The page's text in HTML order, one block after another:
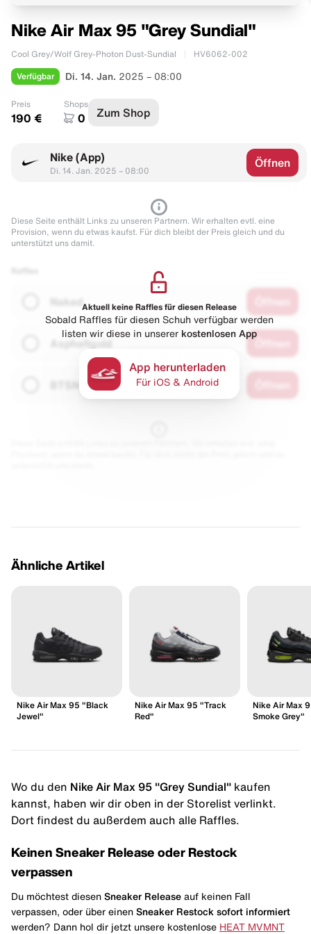
Nike Air Max 95 "Grey Sundial"
Cool Grey/Wolf Grey-Photon Dust-Sundial HV6062-002
Verfügbar Di. 14. Jan. 2025 – 08:00
Preis
190 €
Shops
0 Zum Shop
Nike (App)
Di. 14. Jan. 2025 – 08:00
Öffnen
Diese Seite enthält Links zu unseren Partnern. Wir erhalten evtl. eine
Provision, wenn du etwas kaufst. Für dich bleibt der Preis gleich und du
unterstützt uns damit.
Naked
Asphaltgold
Aktuell keine Raffles für diesen Release
Sobald Raffles für diesen Schuh verfügbar werden
listen wir diese in unserer kostenlosen App
App herunterladen
Für iOS & Android
Ähnliche Artikel
Nike Air Max 95 "Black
Jewel"
Nike Air Max 95 "Track
Red"
Nike Air Max
Smoke Grey"
Wo du den Nike Air Max 95 "Grey Sundial" kaufen
kannst, haben wir dir oben in der Storelist verlinkt.
Dort findest du außerdem auch alle Raffles.
Keinen Sneaker Release oder Restock
verpassen
Du möchtest diesen Sneaker Release auf keinen Fall
verpassen, oder über einen Sneaker Restock sofort informiert
werden? Dann hol dir jetzt unsere kostenlose HEAT MVMNT